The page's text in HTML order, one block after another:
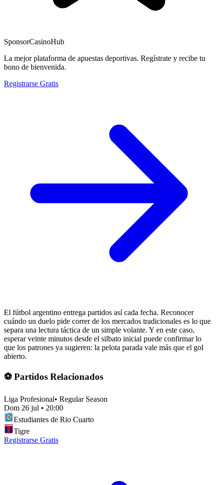
SponsorCasinoHub
La mejor plataforma de apuestas deportivas. Regístrate y recibe tu
bono de bienvenida.
Registrarse Gratis
El fútbol argentino entrega partidos así cada fecha. Reconocer
cuándo un duelo pide correr de los mercados tradicionales es lo que
separa una lectura táctica de un simple volante. Y en este caso,
esperar veinte minutos desde el silbato inicial puede confirmar lo
que los patrones ya sugieren: la pelota parada vale más que el gol
abierto.
⚽ Partidos Relacionados
Liga Profesional• Regular Season
Dom 26 jul • 20:00
Estudiantes de Rio Cuarto
Tigre
Registrarse Gratis